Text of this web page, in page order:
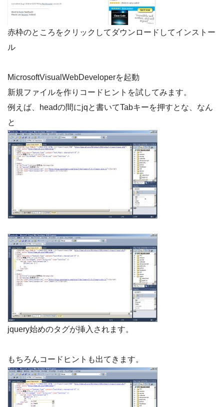
赤枠のところをクリックしてダウンロードしてインストー
ル
MicrosoftVisualWebDeveloperを起動
新規ファイルを作りコードヒントを試してみます。
例えば、headの間にjqと書いてTabキーを押すとな、なん
と
jquery始めのタグが挿入されます。
もちろんコードヒントも出てきます。